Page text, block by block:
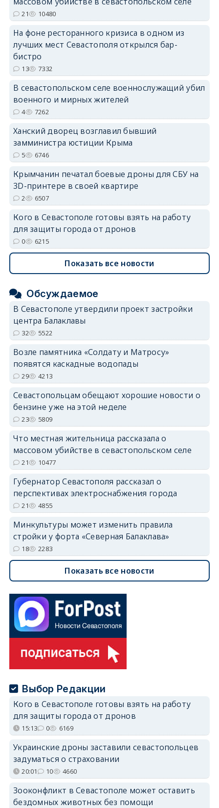
erid: 2SDnjdvhGXG
21 10480
На фоне ресторанного кризиса в одном из
лучших мест Севастополя открылся бар-
бистро
13 7332
В севастопольском селе военнослужащий убил
военного и мирных жителей
4 7262
Ханский дворец возглавил бывший
замминистра юстиции Крыма
5 6746
Крымчанин печатал боевые дроны для СБУ на
3D-принтере в своей квартире
2 6507
Кого в Севастополе готовы взять на работу
для защиты города от дронов
0 6215
Показать все новости
Обсуждаемое
В Севастополе утвердили проект застройки
центра Балаклавы
32 5522
Возле памятника «Солдату и Матросу»
появятся каскадные водопады
29 4213
Севастопольцам обещают хорошие новости о
бензине уже на этой неделе
23 5809
Что местная жительница рассказала о
массовом убийстве в севастопольском селе
21 10477
Губернатор Севастополя рассказал о
перспективах электроснабжения города
21 4855
Минкультуры может изменить правила
стройки у форта «Северная Балаклава»
18 2283
Показать все новости
Выбор Редакции
Кого в Севастополе готовы взять на работу
для защиты города от дронов
15:13 0 6169
Украинские дроны заставили севастопольцев
задуматься о страховании
20:01 10 4660
Зооконфликт в Севастополе может оставить
бездомных животных без помощи